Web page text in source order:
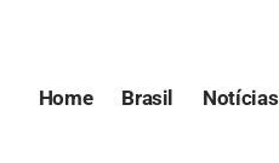
Home Brasil Notícias